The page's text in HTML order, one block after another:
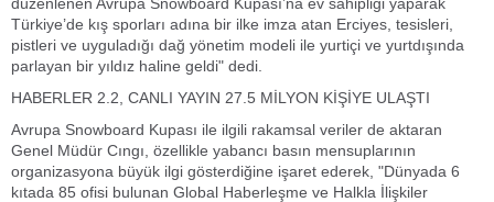
Türkiye’de kış sporları adına bir ilke imza atan Erciyes, tesisleri,
pistleri ve uyguladığı dağ yönetim modeli ile yurtiçi ve yurtdışında
parlayan bir yıldız haline geldi" dedi.
HABERLER 2.2, CANLI YAYIN 27.5 MİLYON KİŞİYE ULAŞTI
Avrupa Snowboard Kupası ile ilgili rakamsal veriler de aktaran
Genel Müdür Cıngı, özellikle yabancı basın mensuplarının
organizasyona büyük ilgi gösterdiğine işaret ederek, "Dünyada 6
kıtada 85 ofisi bulunan Global Haberleşme ve Halkla İlişkiler